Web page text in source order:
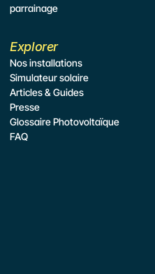
parrainage
Explorer
Nos installations
Simulateur solaire
Articles & Guides
Presse
Glossaire Photovoltaïque
FAQ